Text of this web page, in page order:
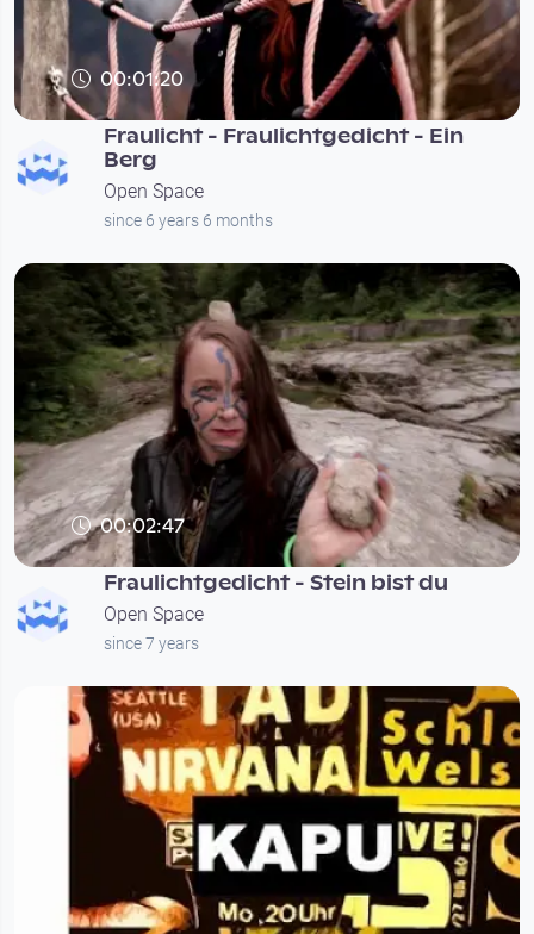
00:01:20
Fraulicht - Fraulichtgedicht - Ein
Berg
Open Space
since 6 years 6 months
00:02:47
Fraulichtgedicht - Stein bist du
Open Space
since 7 years